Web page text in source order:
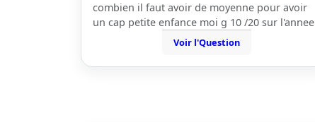
combien il faut avoir de moyenne pour avoir
un cap petite enfance moi g 10 /20 sur l'annee
Voir l'Question